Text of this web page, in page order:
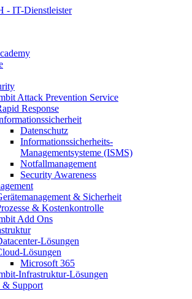
- IT-Dienstleister
Attack Prevention Service
Response
Datenschutz
Informationssicherheits-
Managementsysteme (ISMS)
Notfallmanagement
Security Awareness
& Sicherheit
& Kostenkontrolle
Add Ons
Lösungen
Lösungen
Microsoft 365
Infrastruktur-Lösungen
& Support